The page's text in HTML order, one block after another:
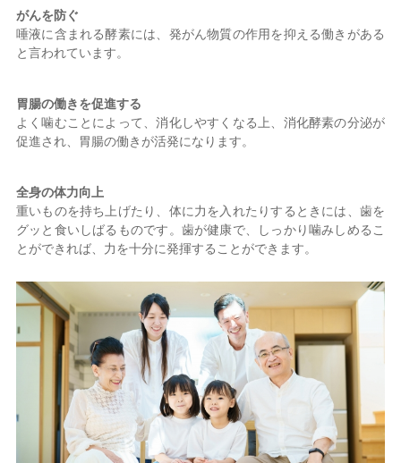
がんを防ぐ
唾液に含まれる酵素には、発がん物質の作用を抑える働きがある
と言われています。
胃腸の働きを促進する
よく噛むことによって、消化しやすくなる上、消化酵素の分泌が
促進され、胃腸の働きが活発になります。
全身の体力向上
重いものを持ち上げたり、体に力を入れたりするときには、歯を
グッと食いしばるものです。歯が健康で、しっかり噛みしめるこ
とができれば、力を十分に発揮することができます。